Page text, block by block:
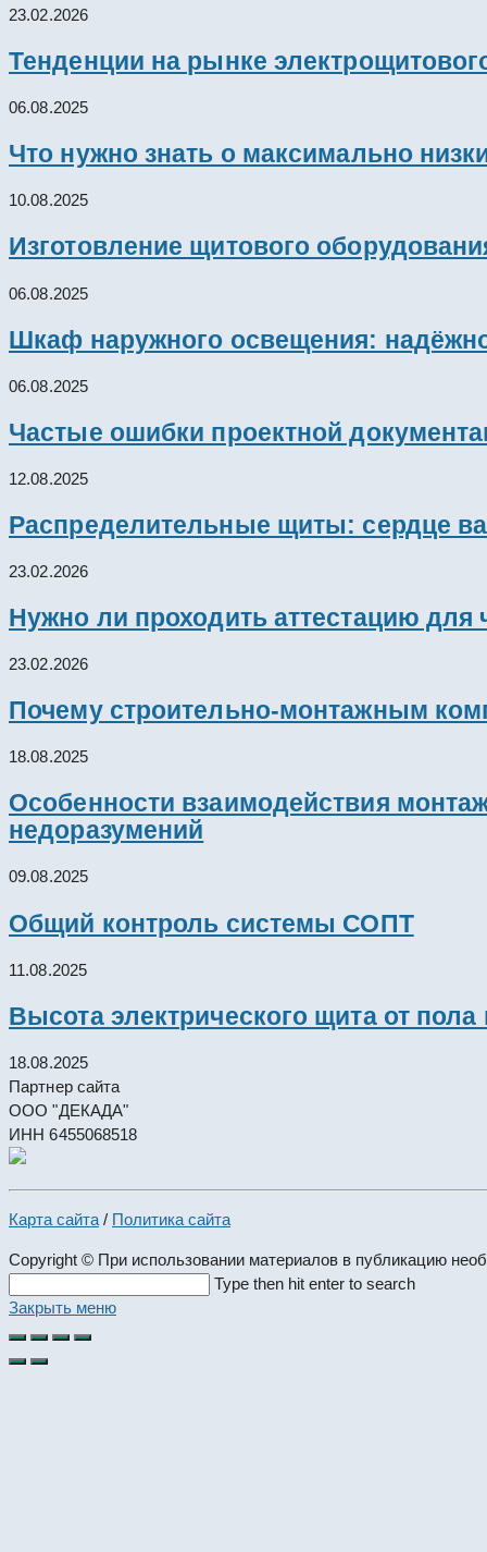
23.02.2026
Тенденции на рынке
06.08.2025
Что нужно знать о максимально
10.08.2025
Изготовление щитового
06.08.2025
Шкаф наружного освещения:
06.08.2025
Частые ошибки проектной
12.08.2025
Распределительные щиты: сердце
23.02.2026
Нужно ли проходить аттестацию для
23.02.2026
Почему строительно-монтажным
18.08.2025
Особенности взаимодействия
недоразумений
09.08.2025
Общий контроль системы СОПТ
11.08.2025
Высота электрического щита от
18.08.2025
Партнер сайта
ООО "ДЕКАДА"
ИНН 6455068518
Карта сайта / Политика сайта
Copyright © При использовании материалов в публикацию
this
website
Type then hit enter to search
Закрыть меню